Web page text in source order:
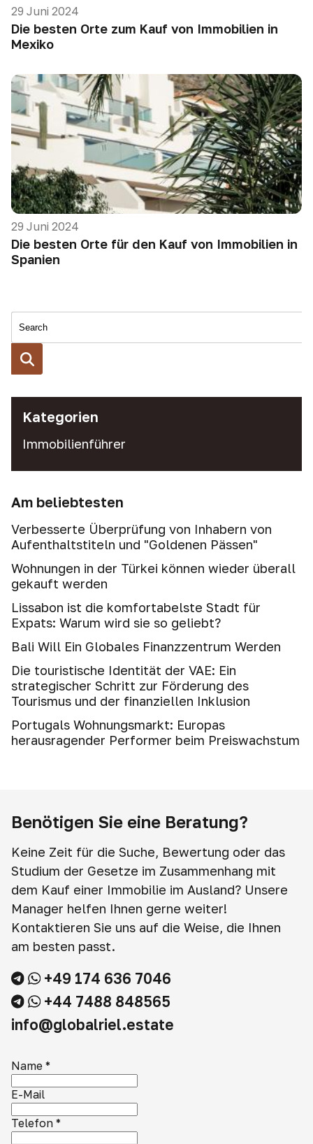
29 Juni 2024
Die besten Orte zum Kauf von Immobilien in
Mexiko
29 Juni 2024
Die besten Orte für den Kauf von Immobilien in
Spanien
Kategorien
Immobilienführer
Am beliebtesten
Verbesserte Überprüfung von Inhabern von
Aufenthaltstiteln und "Goldenen Pässen"
Wohnungen in der Türkei können wieder überall
gekauft werden
Lissabon ist die komfortabelste Stadt für
Expats: Warum wird sie so geliebt?
Bali Will Ein Globales Finanzzentrum Werden
Die touristische Identität der VAE: Ein
strategischer Schritt zur Förderung des
Tourismus und der finanziellen Inklusion
Portugals Wohnungsmarkt: Europas
herausragender Performer beim Preiswachstum
Benötigen Sie eine Beratung?
Keine Zeit für die Suche, Bewertung oder das
Studium der Gesetze im Zusammenhang mit
dem Kauf einer Immobilie im Ausland? Unsere
Manager helfen Ihnen gerne weiter!
Kontaktieren Sie uns auf die Weise, die Ihnen
am besten passt.
+49 174 636 7046
+44 7488 848565
info@globalriel.estate
Name *
E-Mail
Telefon *